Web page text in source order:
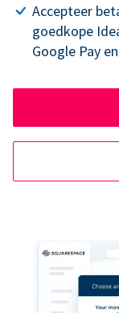
Accepteer
goedkope
Google Pay